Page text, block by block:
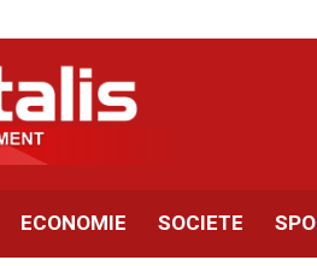
ECONOMIE SOCIETE